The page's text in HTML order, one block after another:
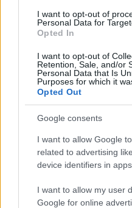
I want to opt-out of
Personal Data for
Opted In
I want to opt-out of
Retention, Sale, and/or
Personal Data that Is
Purposes for which it
Opted Out
Google consents
I want to allow Google
related to advertising
device identifiers in apps.
I want to allow my user
Google for online
B2B NEWS
Ripensare le tecnologie
donatori